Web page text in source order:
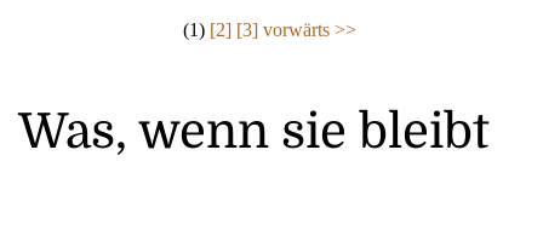
(1) [2] [3] vorwärts >>
Was, wenn sie bleibt